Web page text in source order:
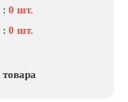
: 0 шт.
: 0 шт.